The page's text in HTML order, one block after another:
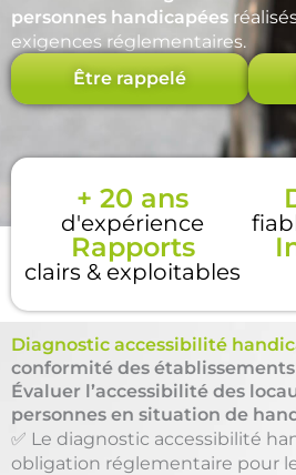
personnes handicapées
exigences réglementaires.
Être rappelé
+ 20 ans
d'expérience
Rapports
clairs & exploitables
Diagnostic accessibilité
conformité des
Évaluer l’accessibilité des
personnes en situation de
✅ Le diagnostic accessibilité
obligation réglementaire pour